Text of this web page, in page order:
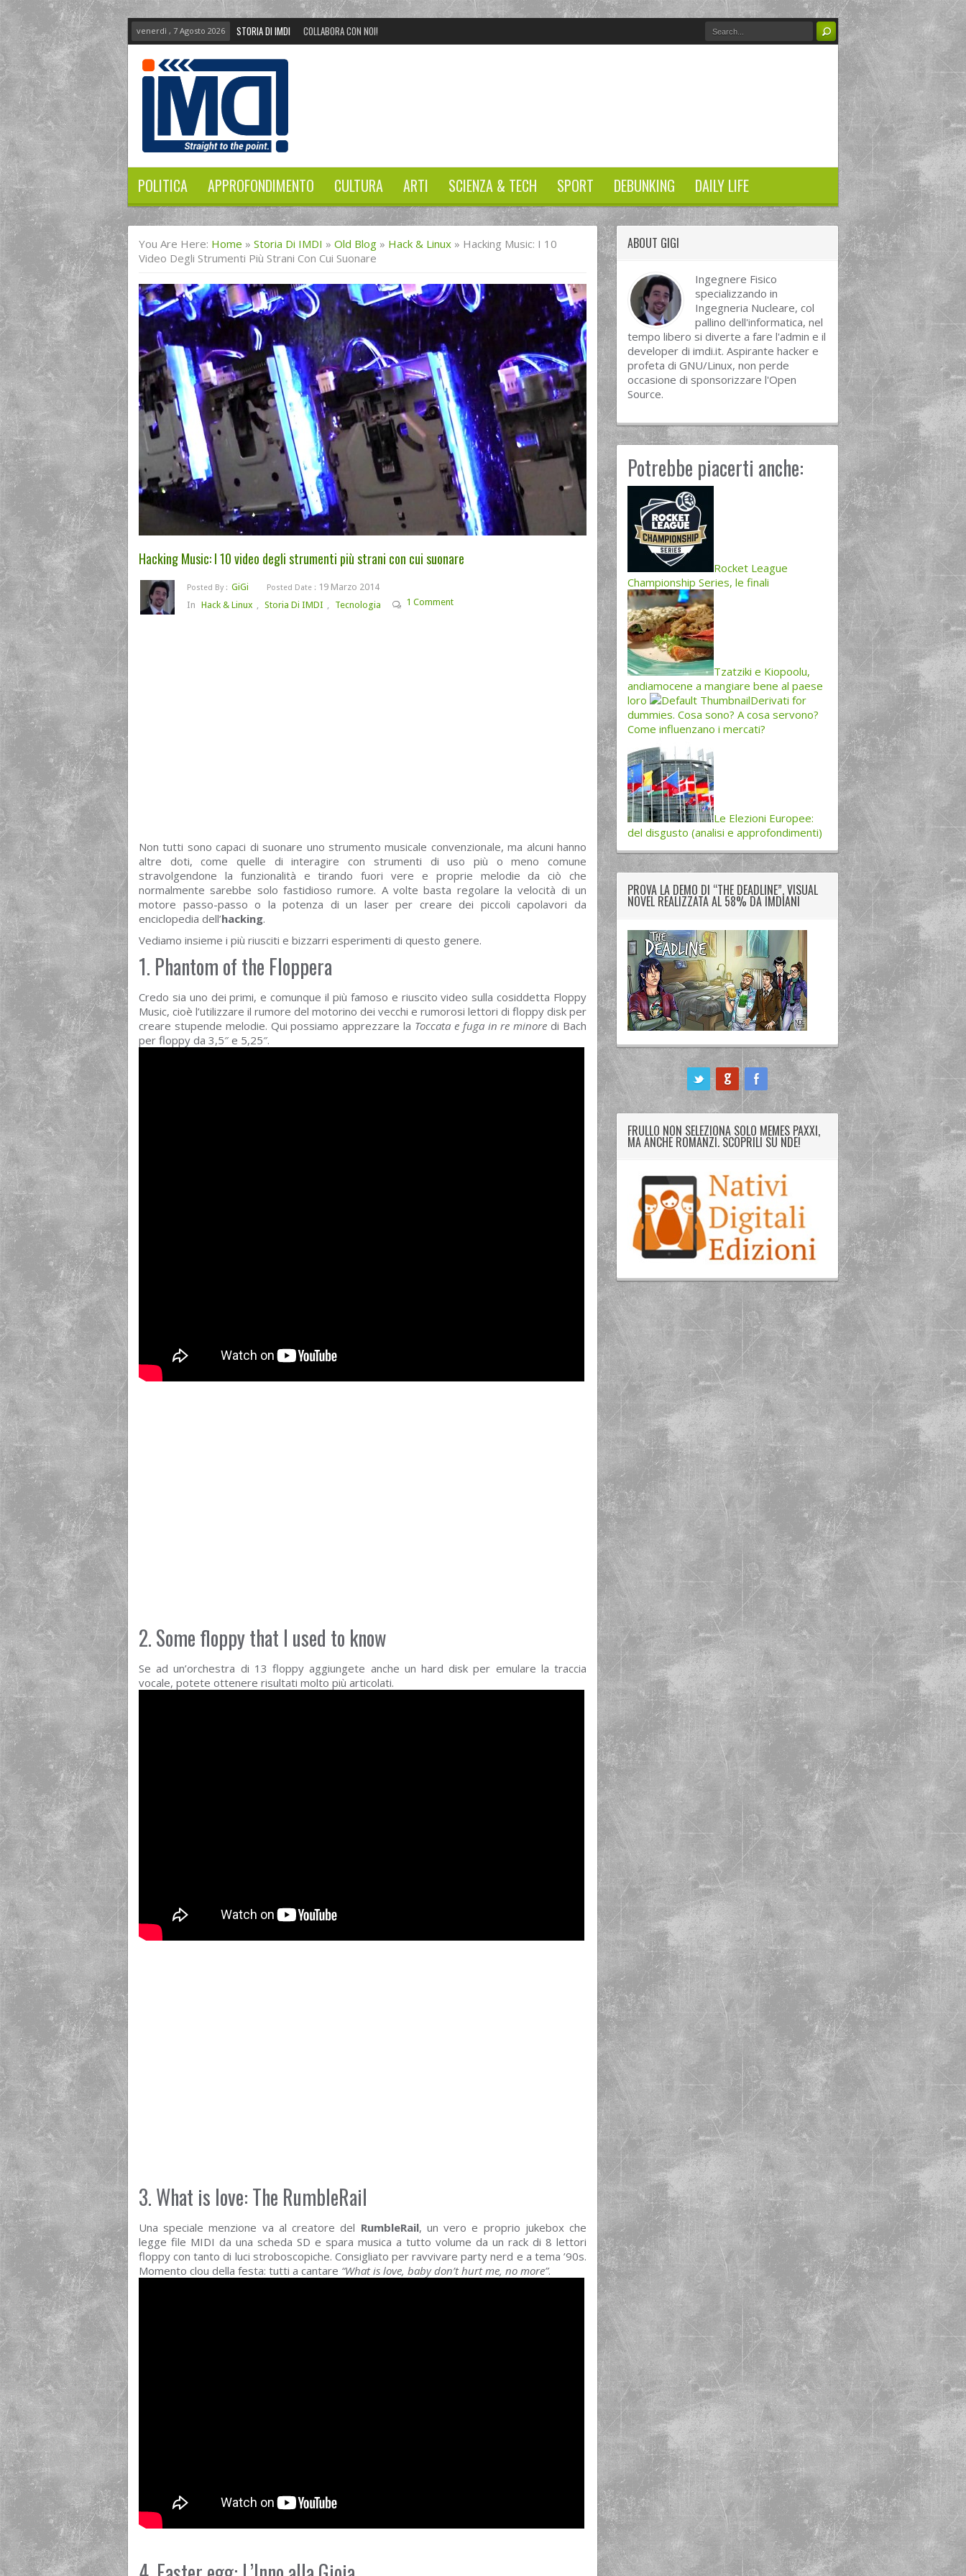
venerdì , 7 Agosto 2026 STORIA DI IMDI COLLABORA CON NOI!
POLITICA APPROFONDIMENTO CULTURA ARTI SCIENZA & TECH SPORT DEBUNKING DAILY LIFE
You Are Here: Home » Storia Di IMDI » Old Blog » Hack & Linux » Hacking Music: I 10
Video Degli Strumenti Più Strani Con Cui Suonare
Hacking Music: I 10 video degli strumenti più strani con cui suonare
Posted By : GiGi Posted Date : 19 Marzo 2014
In Hack & Linux , Storia Di IMDI , Tecnologia 1 Comment
Non tutti sono capaci di suonare uno strumento musicale convenzionale, ma alcuni hanno
altre doti, come quelle di interagire con strumenti di uso più o meno comune
stravolgendone la funzionalità e tirando fuori vere e proprie melodie da ciò che
normalmente sarebbe solo fastidioso rumore. A volte basta regolare la velocità di un
motore passo-passo o la potenza di un laser per creare dei piccoli capolavori da
enciclopedia dell’hacking.
Vediamo insieme i più riusciti e bizzarri esperimenti di questo genere.
1. Phantom of the Floppera
Credo sia uno dei primi, e comunque il più famoso e riuscito video sulla cosiddetta Floppy
Music, cioè l’utilizzare il rumore del motorino dei vecchi e rumorosi lettori di floppy disk per
creare stupende melodie. Qui possiamo apprezzare la Toccata e fuga in re minore di Bach
per floppy da 3,5″ e 5,25″.
2. Some floppy that I used to know
Se ad un’orchestra di 13 floppy aggiungete anche un hard disk per emulare la traccia
vocale, potete ottenere risultati molto più articolati.
3. What is love: The RumbleRail
Una speciale menzione va al creatore del RumbleRail, un vero e proprio jukebox che
legge file MIDI da una scheda SD e spara musica a tutto volume da un rack di 8 lettori
floppy con tanto di luci stroboscopiche. Consigliato per ravvivare party nerd e a tema ’90s.
Momento clou della festa: tutti a cantare “What is love, baby don’t hurt me, no more”.
ABOUT GIGI
Ingegnere Fisico
specializzando in
Ingegneria Nucleare, col
pallino dell'informatica, nel
tempo libero si diverte a fare l'admin e il
developer di imdi.it. Aspirante hacker e
profeta di GNU/Linux, non perde
occasione di sponsorizzare l'Open
Source.
Potrebbe piacerti anche:
Rocket League
Championship Series, le finali
Tzatziki e Kiopoolu,
andiamocene a mangiare bene al paese
loro
Derivati for
dummies. Cosa sono? A cosa servono?
Come influenzano i mercati?
Le Elezioni Europee:
del disgusto (analisi e approfondimenti)
PROVA LA DEMO DI “THE DEADLINE”, VISUAL
NOVEL REALIZZATA AL 58% DA IMDIANI
FRULLO NON SELEZIONA SOLO MEMES PAXXI,
MA ANCHE ROMANZI. SCOPRILI SU NDE!